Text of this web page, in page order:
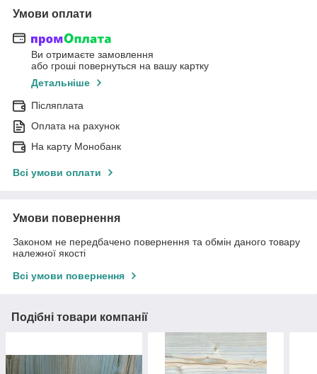
Умови оплати
Ви отримаєте замовлення
або гроші повернуться на вашу картку
Детальніше
Післяплата
Оплата на рахунок
На карту Монобанк
Всі умови оплати
Умови повернення
Законом не передбачено повернення та обмін даного товару
належної якості
Всі умови повернення
Подібні товари компанії